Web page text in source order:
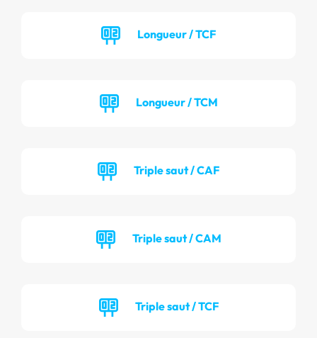
Longueur / TCF
Longueur / TCM
Triple saut / CAF
Triple saut / CAM
Triple saut / TCF